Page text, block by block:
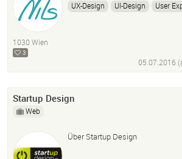
UX-Design UI-Design
User
1030 Wien
3
05.07.2016
Startup Design
Web
Über Startup Design